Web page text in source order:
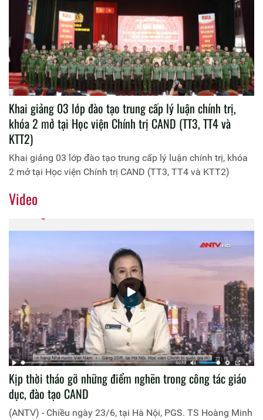
Khai giảng 03 lớp đào tạo trung cấp lý luận chính trị,
khóa 2 mở tại Học viện Chính trị CAND (TT3, TT4 và
KTT2)
Khai giảng 03 lớp đào tạo trung cấp lý luận chính trị, khóa
2 mở tại Học viện Chính trị CAND (TT3, TT4 và KTT2)
Video
Kịp thời tháo gỡ những điểm nghẽn trong công tác giáo
dục, đào tạo CAND
(ANTV) - Chiều ngày 23/6, tại Hà Nội, PGS. TS Hoàng Minh